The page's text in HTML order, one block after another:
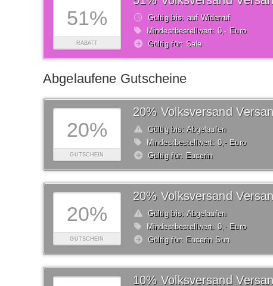
51%
RABATT
Gültig bis: auf Widerruf
Mindestbestellwert: 0,- Euro
Gültig für: Sale
Abgelaufene Gutscheine
20%
GUTSCHEIN
Gültig bis: Abgelaufen
Mindestbestellwert: 0,- Euro
Gültig für: Eucerin
20%
GUTSCHEIN
Gültig bis: Abgelaufen
Mindestbestellwert: 0,- Euro
Gültig für: Eucerin Sun